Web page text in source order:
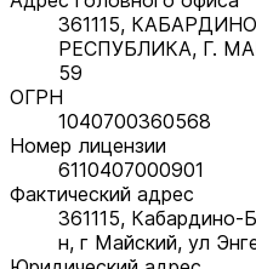
361115,
РЕСПУБЛИКА, Г.
59
ОГРН
1040700360568
Номер лицензии
6110407000901
Фактический адрес
361115, Кабардино-
н, г Майский, ул